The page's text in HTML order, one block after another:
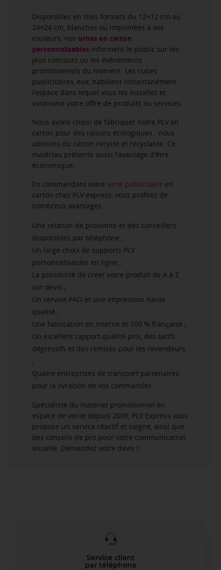
Disponibles en trois formats du 12×12 cm au
24×24 cm, blanches ou imprimées à vos
couleurs, nos urnes en carton
personnalisables informent le public sur les
jeux concours ou les évènements
promotionnels du moment. Les cubes
publicitaires, eux, habillent instantanément
l’espace dans lequel vous les installez et
valorisent votre offre de produits ou services.
Nous avons choisi de fabriquer notre PLV en
carton pour des raisons écologiques : nous
utilisons du carton recyclé et recyclable. Ce
matériau présente aussi l’avantage d’être
économique.
En commandant votre urne publicitaire en
carton chez PLV express, vous profitez de
nombreux avantages :
Une relation de proximité et des conseillers
disponibles par téléphone ;
Un large choix de supports PLV
personnalisables en ligne ;
La possibilité de créer votre produit de A à Z
sur devis ;
Un service PAO et une impression haute
qualité ;
Une fabrication en interne et 100 % française ;
Un excellent rapport qualité-prix, des tarifs
dégressifs et des remises pour les revendeurs
;
Quatre entreprises de transport partenaires
pour la livraison de vos commandes.
Spécialiste du matériel promotionnel en
espace de vente depuis 2009, PLV Express vous
propose un service réactif et soigné, ainsi que
des conseils de pro pour votre communication
visuelle. Demandez votre devis !
Service client
par téléphone